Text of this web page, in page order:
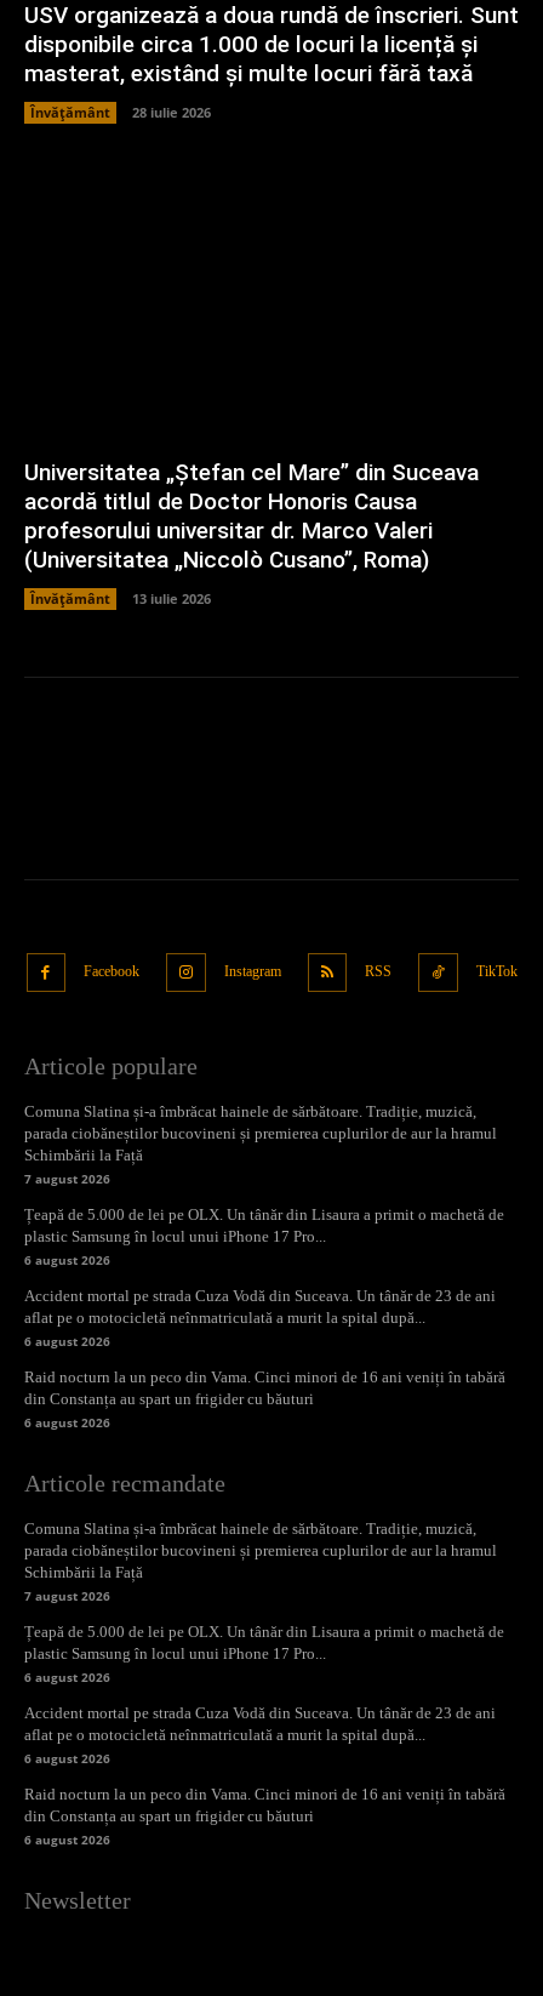
USV organizează a doua rundă de înscrieri. Sunt
disponibile circa 1.000 de locuri la licență și
masterat, existând și multe locuri fără taxă
Învățământ 28 iulie 2026
Universitatea „Ștefan cel Mare” din Suceava
acordă titlul de Doctor Honoris Causa
profesorului universitar dr. Marco Valeri
(Universitatea „Niccolò Cusano”, Roma)
Învățământ 13 iulie 2026
Facebook Instagram RSS TikTok
Articole populare
Comuna Slatina și-a îmbrăcat hainele de sărbătoare. Tradiție, muzică,
parada ciobăneștilor bucovineni și premierea cuplurilor de aur la hramul
Schimbării la Față
7 august 2026
Țeapă de 5.000 de lei pe OLX. Un tânăr din Lisaura a primit o machetă de
plastic Samsung în locul unui iPhone 17 Pro...
6 august 2026
Accident mortal pe strada Cuza Vodă din Suceava. Un tânăr de 23 de ani
aflat pe o motocicletă neînmatriculată a murit la spital după...
6 august 2026
Raid nocturn la un peco din Vama. Cinci minori de 16 ani veniți în tabără
din Constanța au spart un frigider cu băuturi
6 august 2026
Articole recmandate
Comuna Slatina și-a îmbrăcat hainele de sărbătoare. Tradiție, muzică,
parada ciobăneștilor bucovineni și premierea cuplurilor de aur la hramul
Schimbării la Față
7 august 2026
Țeapă de 5.000 de lei pe OLX. Un tânăr din Lisaura a primit o machetă de
plastic Samsung în locul unui iPhone 17 Pro...
6 august 2026
Accident mortal pe strada Cuza Vodă din Suceava. Un tânăr de 23 de ani
aflat pe o motocicletă neînmatriculată a murit la spital după...
6 august 2026
Raid nocturn la un peco din Vama. Cinci minori de 16 ani veniți în tabără
din Constanța au spart un frigider cu băuturi
6 august 2026
Newsletter